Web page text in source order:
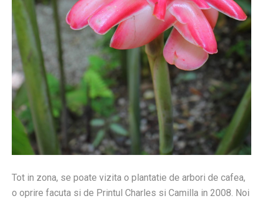
Tot in zona, se poate vizita o plantatie de arbori de cafea,
o oprire facuta si de Printul Charles si Camilla in 2008. Noi